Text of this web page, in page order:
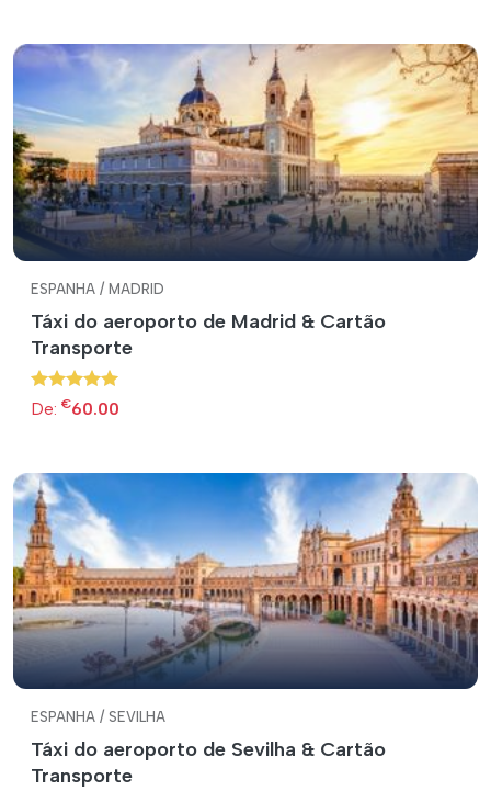
ESPANHA / MADRID
Táxi do aeroporto de Madrid & Cartão
Transporte
De: €60.00
ESPANHA / SEVILHA
Táxi do aeroporto de Sevilha & Cartão
Transporte